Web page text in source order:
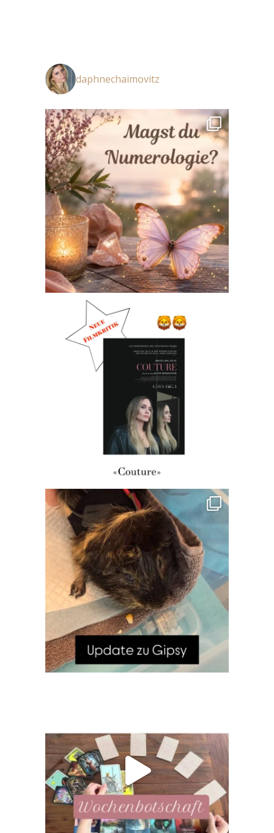
daphnechaimovitz